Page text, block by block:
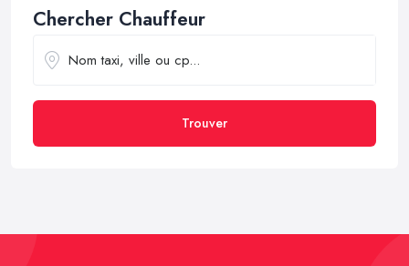
Chercher Chauffeur
Trouver